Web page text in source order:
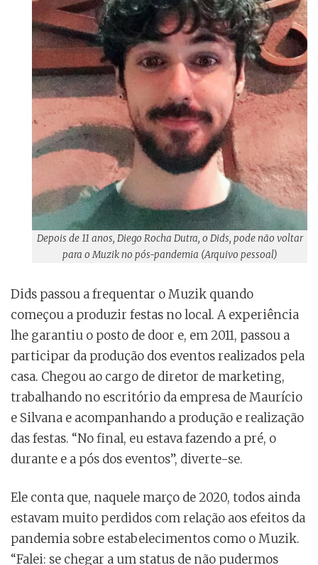
Depois de 11 anos, Diego Rocha Dutra, o Dids, pode não voltar
para o Muzik no pós-pandemia (Arquivo pessoal)
Dids passou a frequentar o Muzik quando
começou a produzir festas no local. A experiência
lhe garantiu o posto de door e, em 2011, passou a
participar da produção dos eventos realizados pela
casa. Chegou ao cargo de diretor de marketing,
trabalhando no escritório da empresa de Maurício
e Silvana e acompanhando a produção e realização
das festas. “No final, eu estava fazendo a pré, o
durante e a pós dos eventos”, diverte-se.
Ele conta que, naquele março de 2020, todos ainda
estavam muito perdidos com relação aos efeitos da
pandemia sobre estabelecimentos como o Muzik.
“Falei: se chegar a um status de não pudermos